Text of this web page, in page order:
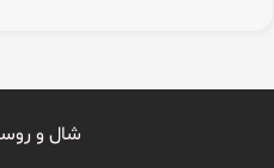
شال و